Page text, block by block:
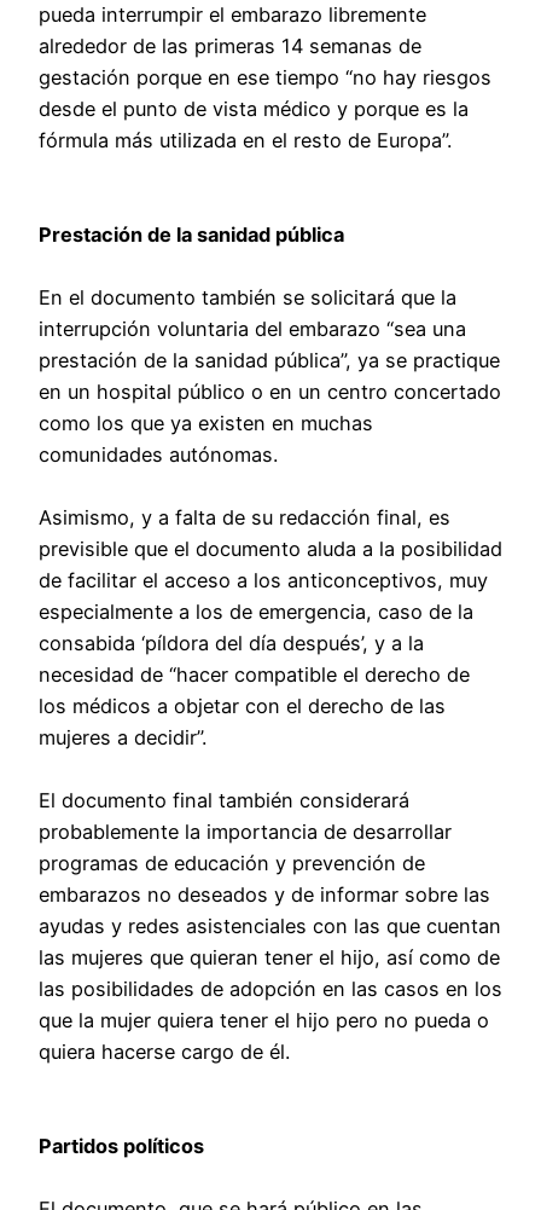
pueda interrumpir el embarazo libremente
alrededor de las primeras 14 semanas de
gestación porque en ese tiempo “no hay riesgos
desde el punto de vista médico y porque es la
fórmula más utilizada en el resto de Europa”.
Prestación de la sanidad pública
En el documento también se solicitará que la
interrupción voluntaria del embarazo “sea una
prestación de la sanidad pública”, ya se practique
en un hospital público o en un centro concertado
como los que ya existen en muchas
comunidades autónomas.
Asimismo, y a falta de su redacción final, es
previsible que el documento aluda a la posibilidad
de facilitar el acceso a los anticonceptivos, muy
especialmente a los de emergencia, caso de la
consabida ‘píldora del día después’, y a la
necesidad de “hacer compatible el derecho de
los médicos a objetar con el derecho de las
mujeres a decidir”.
El documento final también considerará
probablemente la importancia de desarrollar
programas de educación y prevención de
embarazos no deseados y de informar sobre las
ayudas y redes asistenciales con las que cuentan
las mujeres que quieran tener el hijo, así como de
las posibilidades de adopción en las casos en los
que la mujer quiera tener el hijo pero no pueda o
quiera hacerse cargo de él.
Partidos políticos